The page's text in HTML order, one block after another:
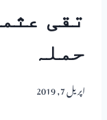
تقی
حملہ
اپریل 7, 2019